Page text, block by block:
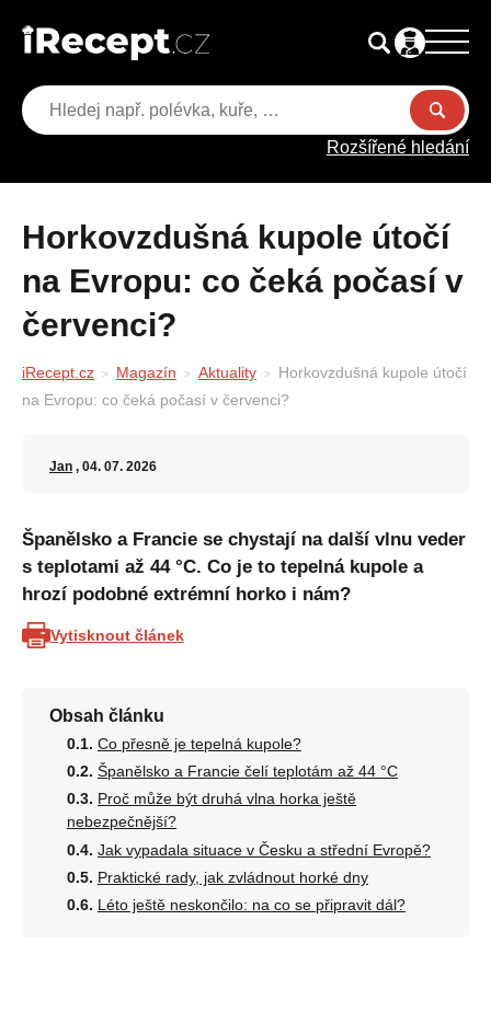
Rozšířené hledání
Horkovzdušná kupole útočí
na Evropu: co čeká počasí v
červenci?
iRecept.cz Magazín Aktuality
Horkovzdušná kupole útočí
na Evropu: co čeká počasí v červenci?
Jan , 04. 07. 2026
Španělsko a Francie se chystají na další vlnu veder
s teplotami až 44 °C. Co je to tepelná kupole a
hrozí podobné extrémní horko i nám?
Vytisknout článek
Obsah článku
Co přesně je tepelná kupole?
Španělsko a Francie čelí teplotám až 44 °C
Proč může být druhá vlna horka ještě
nebezpečnější?
Jak vypadala situace v Česku a střední Evropě?
Praktické rady, jak zvládnout horké dny
Léto ještě neskončilo: na co se připravit dál?